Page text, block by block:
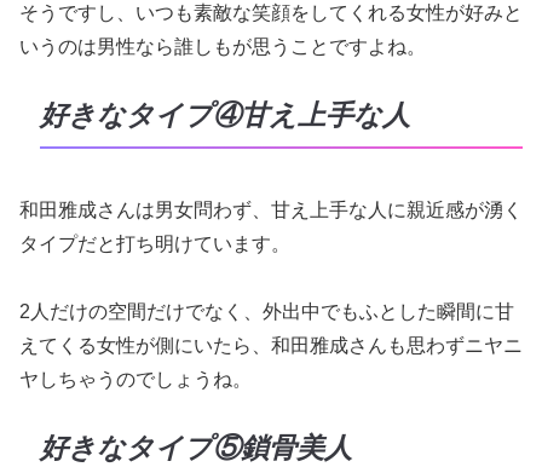
そうですし、いつも素敵な笑顔をしてくれる女性が好みと
いうのは男性なら誰しもが思うことですよね。
好きなタイプ④甘え上手な人
和田雅成さんは男女問わず、甘え上手な人に親近感が湧く
タイプだと打ち明けています。
2人だけの空間だけでなく、外出中でもふとした瞬間に甘
えてくる女性が側にいたら、和田雅成さんも思わずニヤニ
ヤしちゃうのでしょうね。
好きなタイプ⑤鎖骨美人